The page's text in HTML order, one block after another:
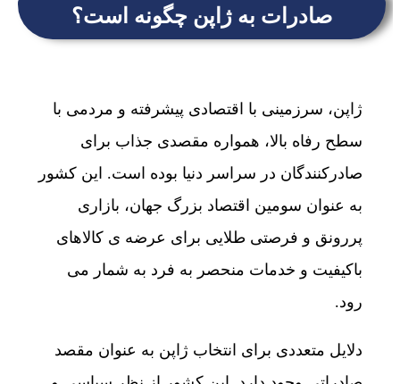
صادرات به ژاپن چگونه است؟
ژاپن، سرزمینی با اقتصادی پیشرفته و مردمی با
سطح رفاه بالا، همواره مقصدی جذاب برای
صادرکنندگان در سراسر دنیا بوده است. این کشور
به عنوان سومین اقتصاد بزرگ جهان، بازاری
پررونق و فرصتی طلایی برای عرضه ی کالاهای
باکیفیت و خدمات منحصر به فرد به شمار می
رود.
دلایل متعددی برای انتخاب ژاپن به عنوان مقصد